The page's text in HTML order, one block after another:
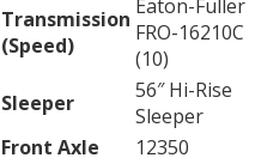
Transmission
(Speed)
Eaton-Fuller
FRO-16210C
(10)
Sleeper
56″ Hi-Rise
Sleeper
Front Axle
12350